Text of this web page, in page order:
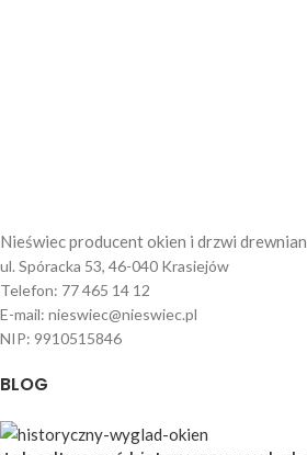
Nieświec producent okien i drzwi
ul. Spóracka 53, 46-040 Krasiejów
Telefon: 77 465 14 12
E-mail: nieswiec@nieswiec.pl
NIP: 9910515846
BLOG